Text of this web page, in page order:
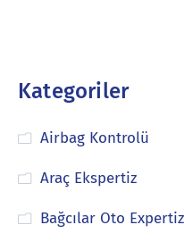
Kategoriler
Airbag Kontrolü
Araç Ekspertiz
Bağcılar Oto Expertiz